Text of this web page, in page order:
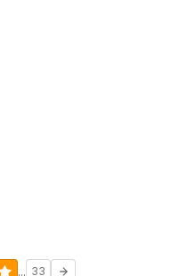
... 33